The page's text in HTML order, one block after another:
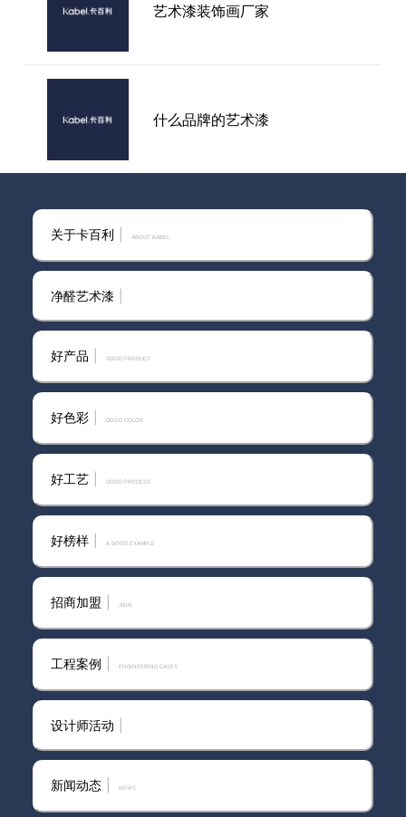
比较关注店铺能够提供怎样的服
艺术漆装饰画厂家
什么品牌的艺术漆
目前可靠的进口艺术漆口碑推
荐？2026年4款实测款，避坑不
白云进口艺术漆品牌
感
关于卡百利 ABOUT KABEL
净醛艺术漆
好产品 GOOD PRODUCT
好色彩 GOOD COLOR
好工艺 GOOD PROCESS
好榜样 A GOOD EXAMPLE
招商加盟 join
工程案例 ENGINEERING CASES
设计师活动
新闻动态 news